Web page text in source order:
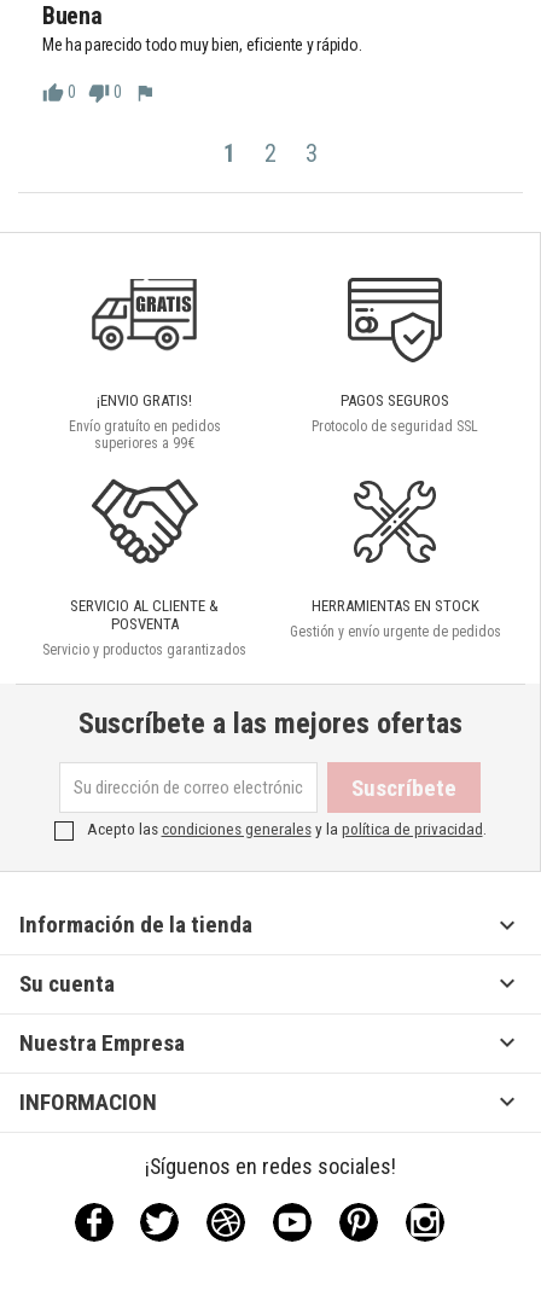
Buena
Me ha parecido todo muy bien, eficiente y rápido.
thumb_up0 thumb_down0 flag
1 2 3
¡ENVIO GRATIS!
Envío gratuíto en pedidos
superiores a 99€
PAGOS SEGUROS
Protocolo de seguridad SSL
SERVICIO AL CLIENTE &
POSVENTA
Servicio y productos garantizados
HERRAMIENTAS EN STOCK
Gestión y envío urgente de pedidos
Suscríbete a las mejores ofertas
Acepto lascondiciones generalesy la política de privacidad
Información de la tienda 
Su cuenta 
Nuestra Empresa 
INFORMACION 
¡Síguenos en redes sociales!
Facebook Twitter Rss YouTubePinterestInstagram